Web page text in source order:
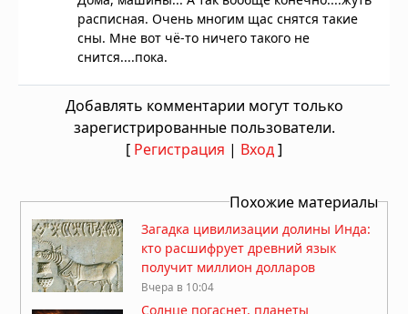
расписная. Очень многим щас снятся такие
сны. Мне вот чё-то ничего такого не
снится....пока.
Добавлять комментарии могут только
зарегистрированные пользователи.
[ Регистрация | Вход]
Похожие материалы
Загадка цивилизации долины Инда:
кто расшифрует древний язык
получит миллион долларов
Вчера в 10:04
Солнце погаснет, планеты